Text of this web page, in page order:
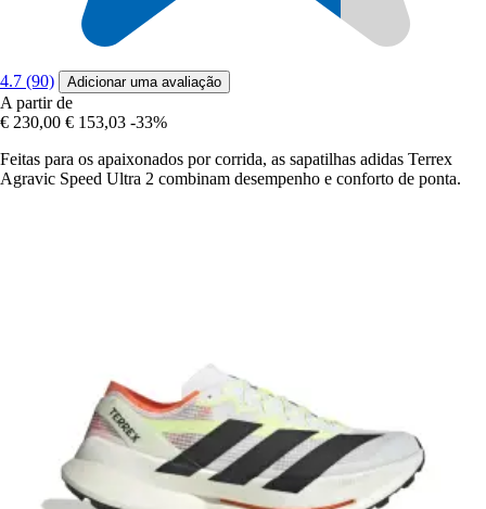
4.7 (90) Adicionar uma avaliação
A partir de
€ 230,00 € 153,03 -33%
Feitas para os apaixonados por corrida, as sapatilhas adidas Terrex
Agravic Speed Ultra 2 combinam desempenho e conforto de ponta.